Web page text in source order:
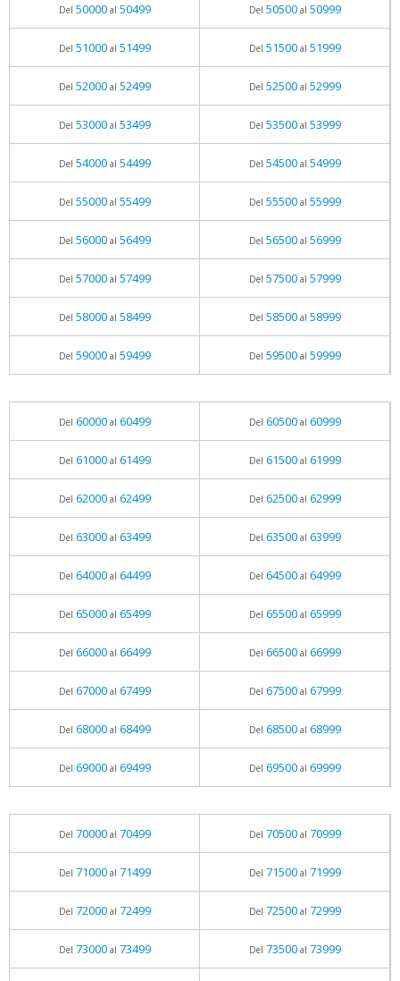
Del 50000al 50499 Del 50500al 50999
Del 51000al 51499 Del 51500al 51999
Del 52000al 52499 Del 52500al 52999
Del 53000al 53499 Del 53500al 53999
Del 54000al 54499 Del 54500al 54999
Del 55000al 55499 Del 55500al 55999
Del 56000al 56499 Del 56500al 56999
Del 57000al 57499 Del 57500al 57999
Del 58000al 58499 Del 58500al 58999
Del 59000al 59499 Del 59500al 59999
Del 60000al 60499 Del 60500al 60999
Del 61000al 61499 Del 61500al 61999
Del 62000al 62499 Del 62500al 62999
Del 63000al 63499 Del 63500al 63999
Del 64000al 64499 Del 64500al 64999
Del 65000al 65499 Del 65500al 65999
Del 66000al 66499 Del 66500al 66999
Del 67000al 67499 Del 67500al 67999
Del 68000al 68499 Del 68500al 68999
Del 69000al 69499 Del 69500al 69999
Del 70000al 70499 Del 70500al 70999
Del 71000al 71499 Del 71500al 71999
Del 72000al 72499 Del 72500al 72999
Del 73000al 73499 Del 73500al 73999